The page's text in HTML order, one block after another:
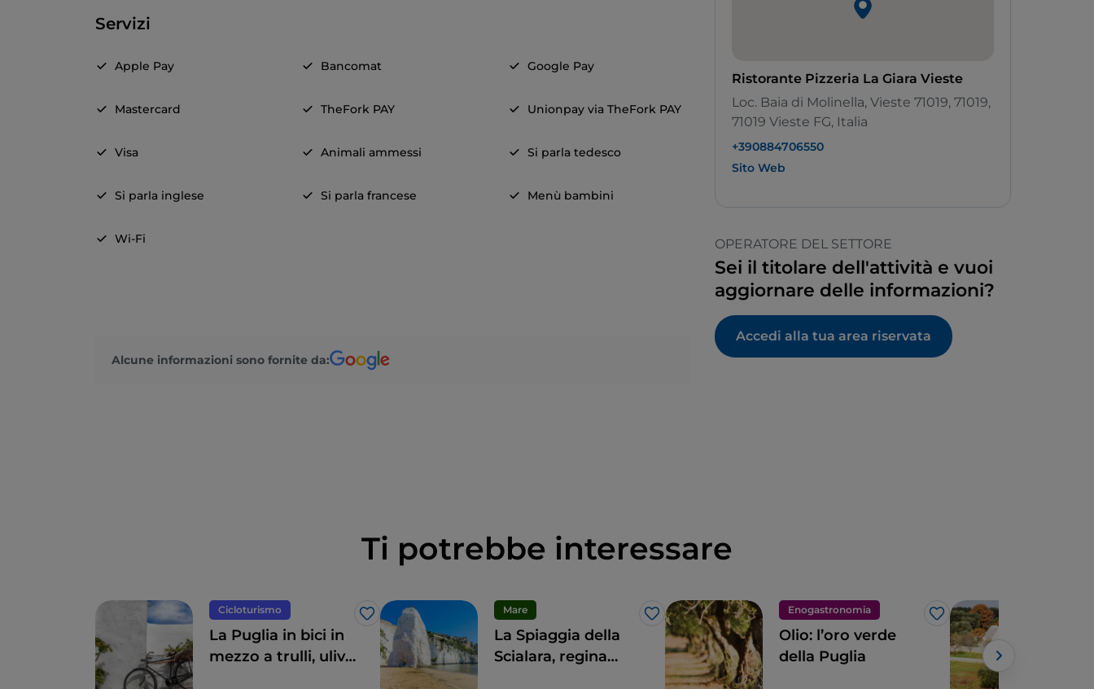
Servizi
Apple Pay Bancomat Google Pay
Mastercard TheFork PAY Unionpay via TheFork PAY
Visa Animali ammessi Si parla tedesco
Si parla inglese Si parla francese Menù bambini
Wi-Fi
Alcune informazioni sono fornite da:
Ristorante Pizzeria La Giara Vieste
Loc. Baia di Molinella, Vieste 71019, 71019,
71019 Vieste FG, Italia
+390884706550
Sito Web
OPERATORE DEL SETTORE
Sei il titolare dell'attività e vuoi
aggiornare delle informazioni?
Accedi alla tua area riservata
Ti potrebbe interessare
Cicloturismo
Like
La Puglia in bici in
mezzo a trulli, ulivi
Mare
Like
La Spiaggia della
Scialara, regina
Enogastronomia
Like
Olio: l’oro verde
della Puglia